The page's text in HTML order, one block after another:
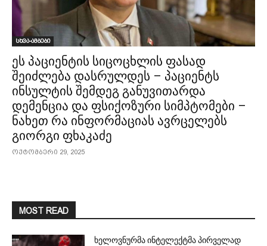
სხვა-ამბები
ეს პაციენტის სიცოცხლის ფასად
შეიძლება დასრულდეს – პაციენტს
ინსულტის შემდეგ განუვითარდა
დემენცია და ფსიქოზური სიმპტომები –
ნახეთ რა ინფორმაციას ავრცელებს
გიორგი ფხაკაძე
ოქტომბერი 29, 2025
MOST READ
ხელოვნურმა ინტელექტმა პირველად